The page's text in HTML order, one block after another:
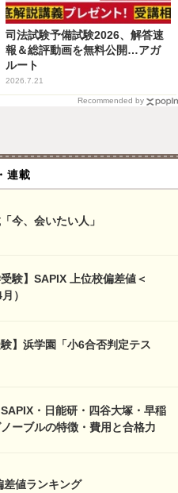
司法試験予備試験2026、解答速
報＆総評動画を無料公開…アガ
ルート
2026.7.21
Recommended by
連載
今、会いたい人」
験】SAPIX 上位校偏差値＜
）
】浜学園「小6合否判定テス
SAPIX・日能研・四谷大塚・早稲
ーブルの特徴・費用と合格力
差値ランキング